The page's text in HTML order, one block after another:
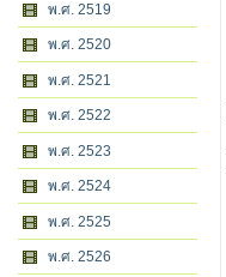
พ.ศ. 2519
พ.ศ. 2520
พ.ศ. 2521
พ.ศ. 2522
พ.ศ. 2523
พ.ศ. 2524
พ.ศ. 2525
พ.ศ. 2526